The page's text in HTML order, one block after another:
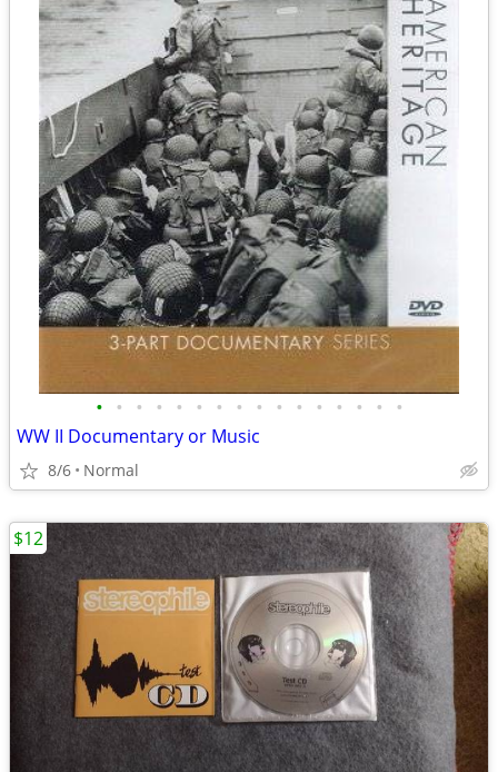
• • • • • • • • • • • • • • • •
WW II Documentary or Music
8/6 Normal
$12